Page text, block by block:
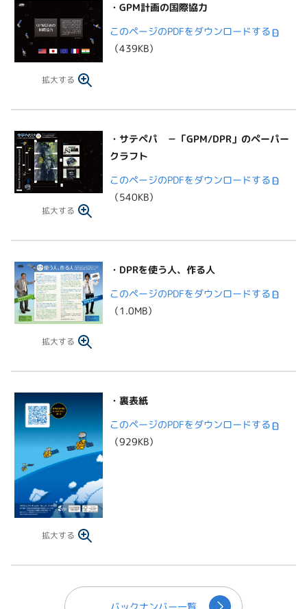
拡大する
・ GPM計画の国際協力
このページのPDFをダウンロードする
（439KB）
拡大する
・ サテペパ －「GPM/DPR」のペーパー
クラフト
このページのPDFをダウンロードする
（540KB）
拡大する
・ DPRを使う人、作る人
このページのPDFをダウンロードする
（1.0MB）
拡大する
・裏表紙
このページのPDFをダウンロードする
（929KB）